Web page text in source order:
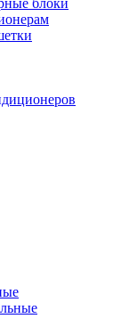
блоки